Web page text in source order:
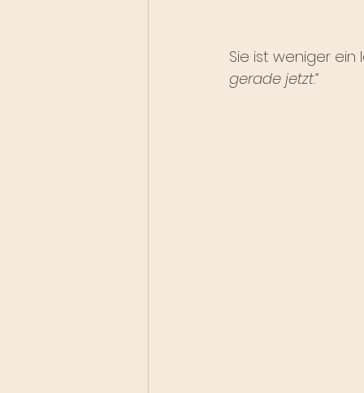
Sie ist weniger ein
gerade jetzt.“